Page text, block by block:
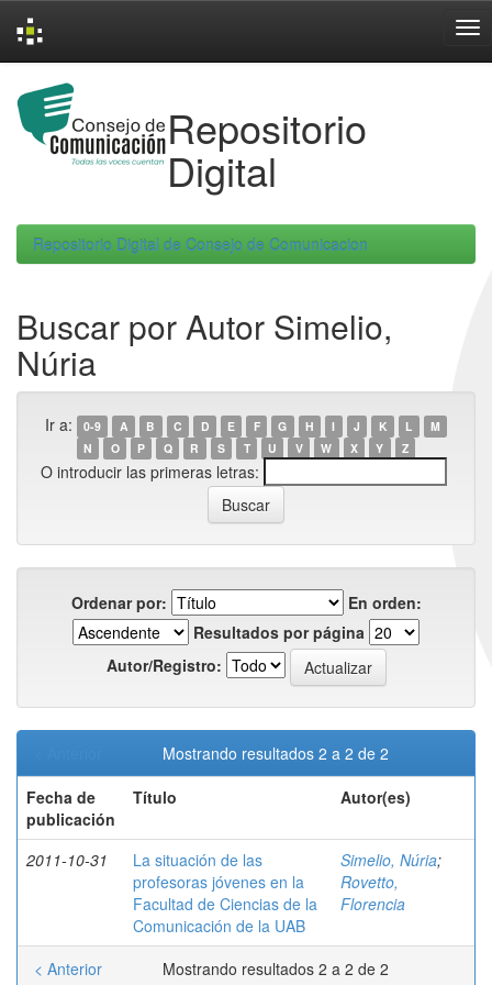
navigation
Repositorio
Digital
Repositorio Digital de Consejo de Comunicacion
Buscar por Autor Simelio,
Núria
Ir a: 0-9 A B C D E F G H I J K L
M
N
O P Q R S T U V W X Y Z
O introducir las primeras letras:
Ordenar por:
En orden:
Resultados por página
Autor/Registro:
Mostrando resultados 2 a 2 de 2
Fecha de
publicación
Título Autor(es)
2011-10-31
La situación de las
profesoras jóvenes en la
Facultad de Ciencias de la
Comunicación de la UAB
Simelio, Núria;
Rovetto,
Florencia
Mostrando resultados 2 a 2 de 2
< Anterior